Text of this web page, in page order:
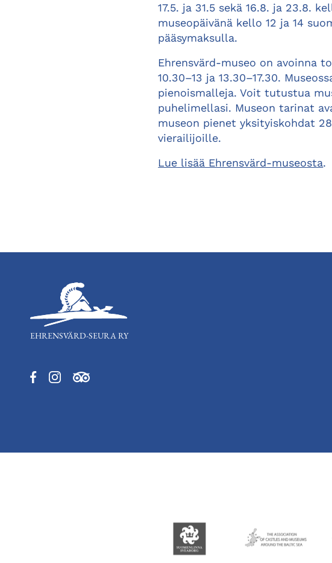
17.5. ja 31.5 sekä 16.8. ja 23.8.
museopäivänä kello 12 ja 14
pääsymaksulla.
Ehrensvärd-museo on avoinna
10.30–13 ja 13.30–17.30.
pienoismalleja. Voit tutustua
puhelimellasi. Museon tarinat
museon pienet yksityiskohdat
vierailijoille.
Lue lisää Ehrensvärd-museosta.
EHRENSVÄRD-SEURA RY
AukeaaAukeaaAukeaa
välilehteen